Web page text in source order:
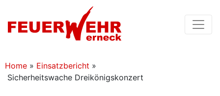
Home » Einsatzbericht »
Sicherheitswache Dreikönigskonzert